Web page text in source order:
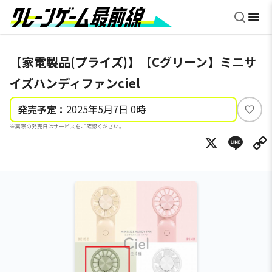
【家電製品(プライズ)】【Cグリーン】ミニサ
イズハンディファンciel
発売予定： 2025年5月7日 0時
※実際の発売日はサービスをご確認ください。
い
ね
X